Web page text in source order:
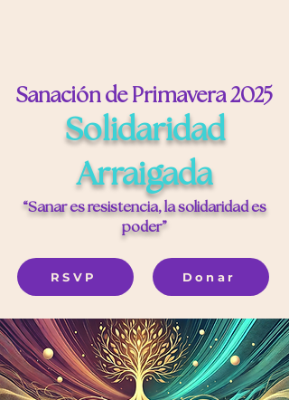
Sanación de Primavera 2025
Solidaridad
Arraigada
“Sanar es resistencia, la solidaridad es
poder”
RSVP Donar